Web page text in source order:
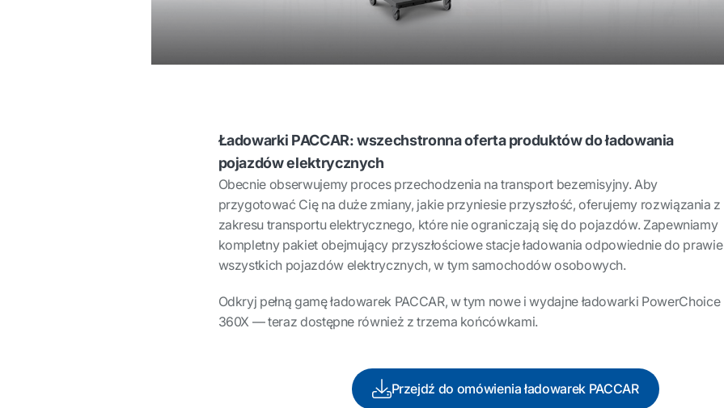
Ładowarki PACCAR: wszechstronna oferta produktów do ładowania
pojazdów elektrycznych
Obecnie obserwujemy proces przechodzenia na transport bezemisyjny. Aby
przygotować Cię na duże zmiany, jakie przyniesie przyszłość, oferujemy rozwiązania z
zakresu transportu elektrycznego, które nie ograniczają się do pojazdów. Zapewniamy
kompletny pakiet obejmujący przyszłościowe stacje ładowania odpowiednie do prawie
wszystkich pojazdów elektrycznych, w tym samochodów osobowych.
Odkryj pełną gamę ładowarek PACCAR, w tym nowe i wydajne ładowarki PowerChoice
360X — teraz dostępne również z trzema końcówkami.
Przejdź do omówienia ładowarek PACCAR